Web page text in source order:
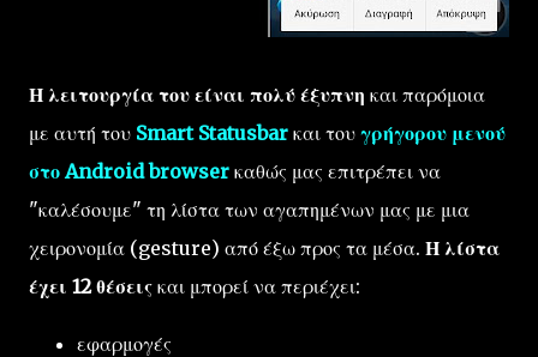
Η λειτουργία του είναι πολύ έξυπνη και παρόμοια
με αυτή του Smart Statusbar και του γρήγορου μενού
στο Android browser καθώς μας επιτρέπει να
"καλέσουμε" τη λίστα των αγαπημένων μας με μια
χειρονομία (gesture) από έξω προς τα μέσα. Η λίστα
έχει 12 θέσεις και μπορεί να περιέχει:
εφαρμογές